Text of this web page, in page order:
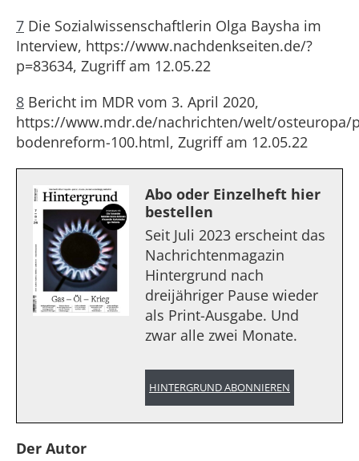
7 Die Sozialwissenschaftlerin Olga Baysha im
Interview, https://www.nachdenkseiten.de/?
p=83634, Zugriff am 12.05.22
8 Bericht im MDR vom 3. April 2020,
https://www.mdr.de/nachrichten/welt/osteuropa/
bodenreform-100.html, Zugriff am 12.05.22
Abo oder Einzelheft hier
bestellen
Seit Juli 2023 erscheint das
Nachrichtenmagazin
Hintergrund nach
dreijähriger Pause wieder
als Print-Ausgabe. Und
zwar alle zwei Monate.
HINTERGRUND ABONNIEREN
Der Autor